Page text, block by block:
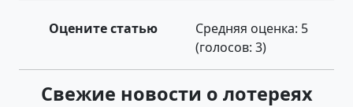
Оцените статью Средняя оценка: 5
(голосов: 3)
Свежие новости о лотереях